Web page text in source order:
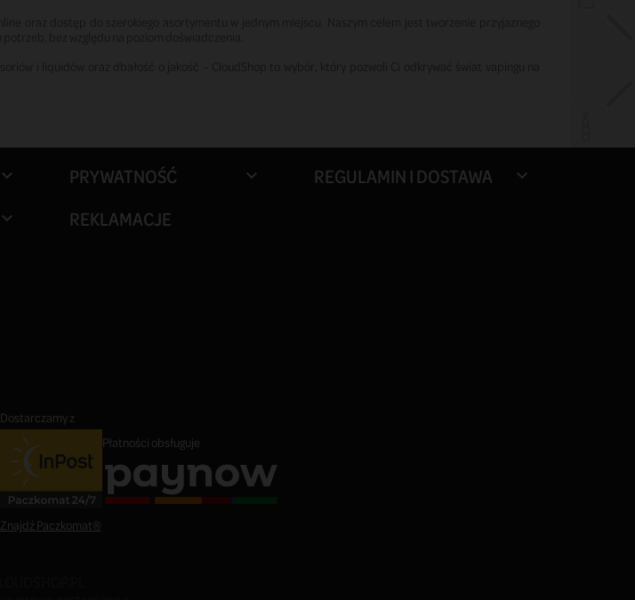


PRYWATNOŚĆ 
REKLAMACJE
REGULAMIN I DOSTAWA 
Dostarczamy z
Znajdź Paczkomat®
Płatności obsługuje